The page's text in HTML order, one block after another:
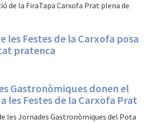
de la FiraTapa Carxofa Prat plena de
les Festes de la Carxofa posa
pratenca
Gastronòmiques donen el
les Festes de la Carxofa Prat
les Jornades Gastronòmiques del Pota